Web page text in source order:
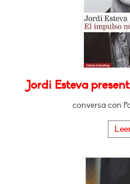
Jordi Esteva
conversa con